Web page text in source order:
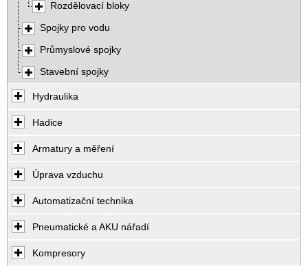
Rozdělovací bloky
Spojky pro vodu
Průmyslové spojky
Stavební spojky
Hydraulika
Hadice
Armatury a měření
Úprava vzduchu
Automatizační technika
Pneumatické a AKU nářadí
Kompresory